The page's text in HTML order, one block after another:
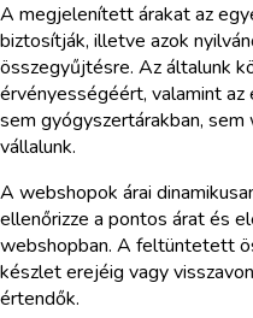
A megjelenített árakat az
biztosítják, illetve azok
összegyűjtésre. Az általunk
érvényességéért, valamint
sem gyógyszertárakban,
vállalunk.
A webshopok árai
ellenőrizze a pontos árat és
webshopban. A feltüntetett
készlet erejéig vagy
értendők.